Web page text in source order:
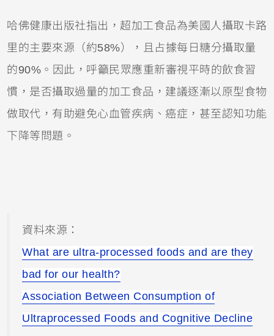
哈佛健康出版社指出，超加工食品為美國人攝取卡路
里的主要來源（約58%），且占據每日糖分攝取量
的90%。因此，呼籲民眾應重新審視平時的飲食習
慣，是否攝取過量的加工食品，建議逐漸以原型食物
做取代，有助避免心血管疾病、癌症，甚至認知功能
下降等問題。
資料來源：
What are ultra-processed foods and are they
bad for our health?
Association Between Consumption of
Ultraprocessed Foods and Cognitive Decline